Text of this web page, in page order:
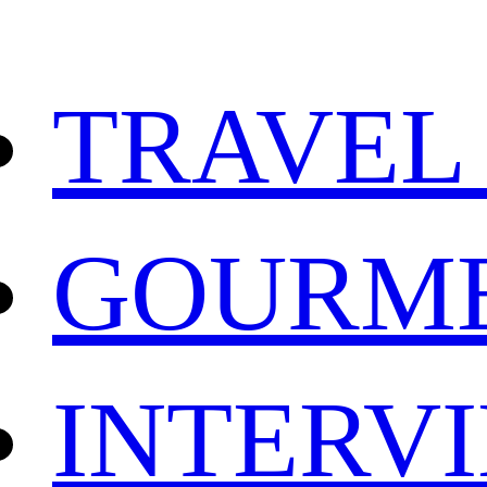
TRAVEL